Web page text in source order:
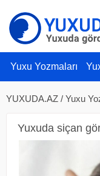
Yuxu Yozmaları
YUXUDA.AZ / Yuxu
Yuxuda siçan